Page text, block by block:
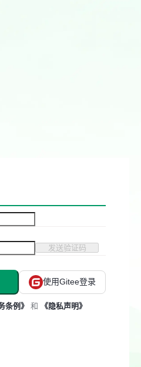
发送验证码
使用Gitee登录
条例》 和 《隐私声明》